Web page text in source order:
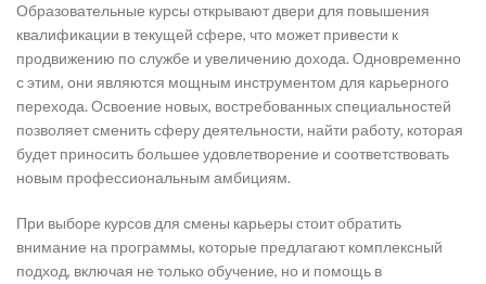
Образовательные курсы открывают двери для повышения
квалификации в текущей сфере, что может привести к
продвижению по службе и увеличению дохода. Одновременно
с этим, они являются мощным инструментом для карьерного
перехода. Освоение новых, востребованных специальностей
позволяет сменить сферу деятельности, найти работу, которая
будет приносить большее удовлетворение и соответствовать
новым профессиональным амбициям.
При выборе курсов для смены карьеры стоит обратить
внимание на программы, которые предлагают комплексный
подход, включая не только обучение, но и помощь в